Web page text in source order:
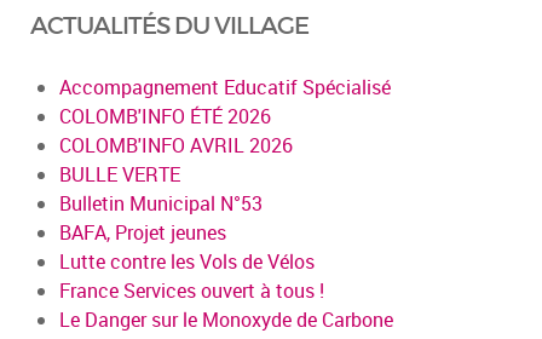
ACTUALITÉS DU VILLAGE
Accompagnement Educatif Spécialisé
COLOMB'INFO ÉTÉ 2026
COLOMB'INFO AVRIL 2026
BULLE VERTE
Bulletin Municipal N°53
BAFA, Projet jeunes
Lutte contre les Vols de Vélos
France Services ouvert à tous !
Le Danger sur le Monoxyde de Carbone